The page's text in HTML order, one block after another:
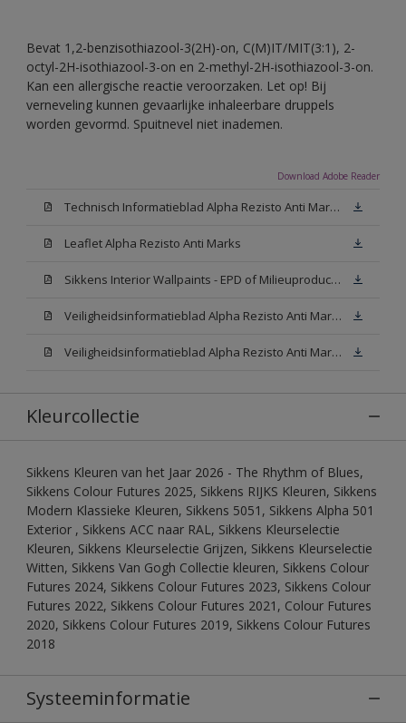
Bevat 1,2-benzisothiazool-3(2H)-on, C(M)IT/MIT(3:1), 2-
octyl-2H-isothiazool-3-on en 2-methyl-2H-isothiazool-3-on.
Kan een allergische reactie veroorzaken. Let op! Bij
verneveling kunnen gevaarlijke inhaleerbare druppels
worden gevormd. Spuitnevel niet inademen.
Download Adobe Reader
Technisch Informatieblad Alpha Rezisto Anti Marks (PDF)
Leaflet Alpha Rezisto Anti Marks
Sikkens Interior Wallpaints - EPD of Milieuproductverklaring
Veiligheidsinformatieblad Alpha Rezisto Anti Marks Mat White W05 (MSDS)
Veiligheidsinformatieblad Alpha Rezisto Anti Marks Mat N00 (MSDS)
Kleurcollectie
Sikkens Kleuren van het Jaar 2026 - The Rhythm of Blues,
Sikkens Colour Futures 2025, Sikkens RIJKS Kleuren, Sikkens
Modern Klassieke Kleuren, Sikkens 5051, Sikkens Alpha 501
Exterior , Sikkens ACC naar RAL, Sikkens Kleurselectie
Kleuren, Sikkens Kleurselectie Grijzen, Sikkens Kleurselectie
Witten, Sikkens Van Gogh Collectie kleuren, Sikkens Colour
Futures 2024, Sikkens Colour Futures 2023, Sikkens Colour
Futures 2022, Sikkens Colour Futures 2021, Colour Futures
2020, Sikkens Colour Futures 2019, Sikkens Colour Futures
2018
Systeeminformatie